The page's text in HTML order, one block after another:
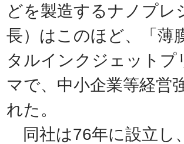
どを製造するナノプレ
長）はこのほど、「薄
タルインクジェットプ
マで、中小企業等経営
れた。
同社は76年に設立し、